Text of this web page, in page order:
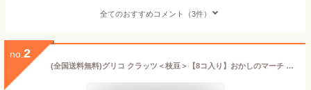
全てのおすすめコメント（3件）
no. 2
(全国送料無料)グリコ クラッツ＜枝豆＞【8コ入り】おかしのマーチ メール便(4901005185807sx8m)